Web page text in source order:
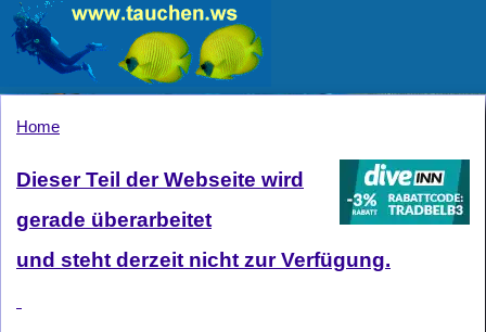
Home
Dieser Teil der Webseite wird
gerade überarbeitet
und steht derzeit nicht zur Verfügung.